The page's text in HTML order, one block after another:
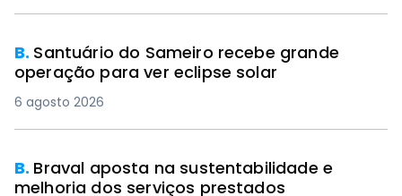
B. Santuário do Sameiro recebe grande
operação para ver eclipse solar
6 agosto 2026
B. Braval aposta na sustentabilidade e
melhoria dos serviços prestados